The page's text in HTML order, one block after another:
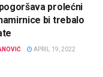
prolećni
bi trebalo
APRIL 19, 2022